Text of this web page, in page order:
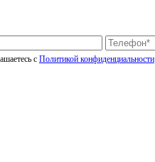
Политикой конфиденциальности